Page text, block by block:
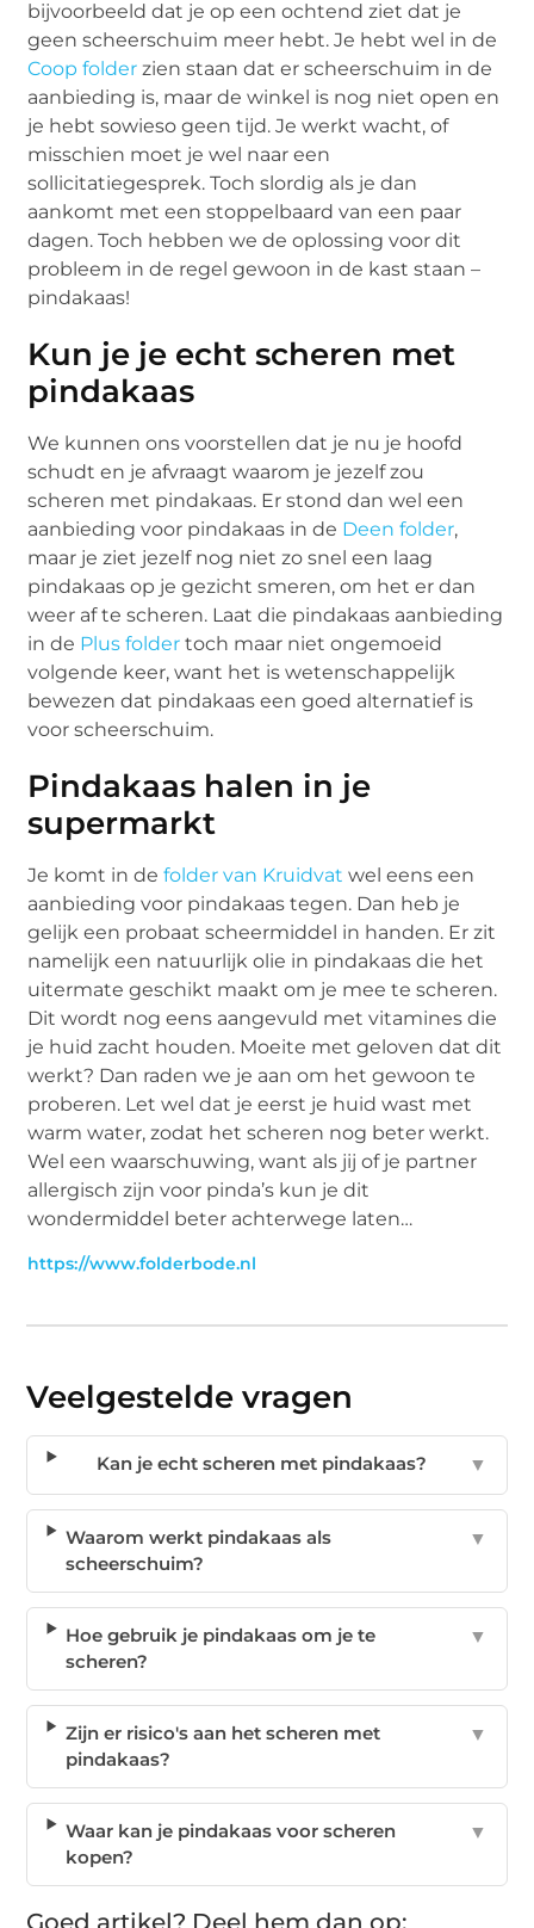
bijvoorbeeld dat je op een ochtend ziet dat je
geen scheerschuim meer hebt. Je hebt wel in de
Coop folder zien staan dat er scheerschuim in de
aanbieding is, maar de winkel is nog niet open en
je hebt sowieso geen tijd. Je werkt wacht, of
misschien moet je wel naar een
sollicitatiegesprek. Toch slordig als je dan
aankomt met een stoppelbaard van een paar
dagen. Toch hebben we de oplossing voor dit
probleem in de regel gewoon in de kast staan –
pindakaas!
Kun je je echt scheren met
pindakaas
We kunnen ons voorstellen dat je nu je hoofd
schudt en je afvraagt waarom je jezelf zou
scheren met pindakaas. Er stond dan wel een
aanbieding voor pindakaas in de Deen folder,
maar je ziet jezelf nog niet zo snel een laag
pindakaas op je gezicht smeren, om het er dan
weer af te scheren. Laat die pindakaas aanbieding
in de Plus folder toch maar niet ongemoeid
volgende keer, want het is wetenschappelijk
bewezen dat pindakaas een goed alternatief is
voor scheerschuim.
Pindakaas halen in je
supermarkt
Je komt in defolder van Kruidvat wel eens een
aanbieding voor pindakaas tegen. Dan heb je
gelijk een probaat scheermiddel in handen. Er zit
namelijk een natuurlijk olie in pindakaas die het
uitermate geschikt maakt om je mee te scheren.
Dit wordt nog eens aangevuld met vitamines die
je huid zacht houden. Moeite met geloven dat dit
werkt? Dan raden we je aan om het gewoon te
proberen. Let wel dat je eerst je huid wast met
warm water, zodat het scheren nog beter werkt.
Wel een waarschuwing, want als jij of je partner
allergisch zijn voor pinda’s kun je dit
wondermiddel beter achterwege laten…
https://www.folderbode.nl
Veelgestelde vragen
Kan je echt scheren met pindakaas? ▼
Waarom werkt pindakaas als
scheerschuim?
▼
Hoe gebruik je pindakaas om je te
scheren?
▼
Zijn er risico's aan het scheren met
pindakaas?
▼
Waar kan je pindakaas voor scheren
kopen?
▼
Goed artikel? Deel hem dan op: